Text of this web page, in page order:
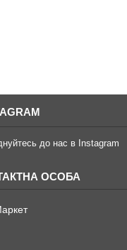
до нас в Instagram